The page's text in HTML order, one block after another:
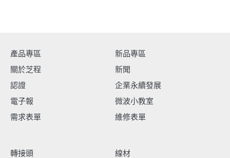
產品專區
新品專區
關於芝程
新聞
認證
企業永續發展
電子報
微波小教室
需求表單
維修表單
轉接頭
線材